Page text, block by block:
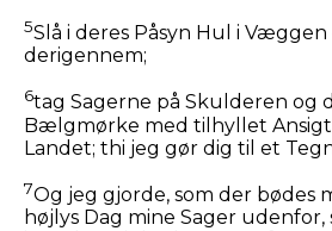
5Slå i deres Påsyn Hul i
derigennem;
6tag Sagerne på Skulderen og
Bælgmørke med tilhyllet
Landet; thi jeg gør dig til et
7Og jeg gjorde, som der bødes
højlys Dag mine Sager